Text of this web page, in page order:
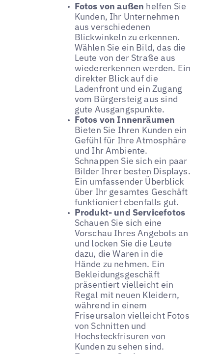
Fotos von außen helfen Sie
Kunden, Ihr Unternehmen
aus verschiedenen
Blickwinkeln zu erkennen.
Wählen Sie ein Bild, das die
Leute von der Straße aus
wiedererkennen werden. Ein
direkter Blick auf die
Ladenfront und ein Zugang
vom Bürgersteig aus sind
gute Ausgangspunkte.
Fotos von Innenräumen
Bieten Sie Ihren Kunden ein
Gefühl für Ihre Atmosphäre
und Ihr Ambiente.
Schnappen Sie sich ein paar
Bilder Ihrer besten Displays.
Ein umfassender Überblick
über Ihr gesamtes Geschäft
funktioniert ebenfalls gut.
Produkt- und Servicefotos
Schauen Sie sich eine
Vorschau Ihres Angebots an
und locken Sie die Leute
dazu, die Waren in die
Hände zu nehmen. Ein
Bekleidungsgeschäft
präsentiert vielleicht ein
Regal mit neuen Kleidern,
während in einem
Friseursalon vielleicht Fotos
von Schnitten und
Hochsteckfrisuren von
Kunden zu sehen sind.